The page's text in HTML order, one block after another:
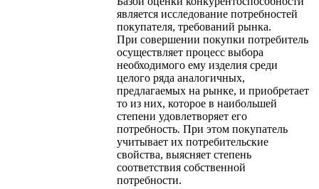
является исследование потребностей
покупателя, требований рынка.
При совершении покупки потребитель
осуществляет процесс выбора
необходимого ему изделия среди
целого ряда аналогичных,
предлагаемых на рынке, и приобретает
то из них, которое в наибольшей
степени удовлетворяет его
потребность. При этом покупатель
учитывает их потребительские
свойства, выясняет степень
соответствия собственной
потребности.